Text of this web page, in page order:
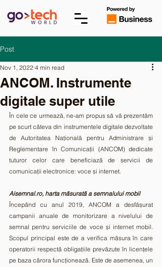
Post
ANCOM. Instrumente
digitale super utile
Nov 1, 2022 4 min read
În cele ce urmează, ne-am propus să vă prezentăm
pe scurt câteva din instrumentele digitale dezvoltate
de Autoritatea Națională pentru Administrare și
Reglementare în Comunicații (ANCOM) dedicate
tuturor celor care beneficiază de servicii de
comunicații electronice: voce și internet.
Aisemnal.ro, harta măsurată a semnalului mobil
Începând cu anul 2019, ANCOM a desfășurat
campanii anuale de monitorizare a nivelului de
semnal pentru serviciile de voce și internet mobil.
Scopul principal este de a verifica măsura în care
operatorii respectă obligațiile prevăzute în licențele
pe baza cărora funcționează. Este de asemenea, un